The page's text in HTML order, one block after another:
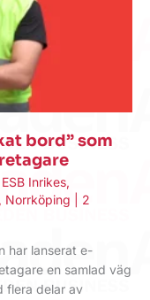
bord” som
ESB Inrikes,
Norrköping
2
har lanserat e-
en samlad väg
flera delar av